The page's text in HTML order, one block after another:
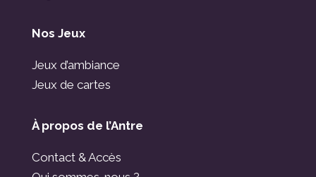
Nos Jeux
Jeux d’ambiance
Jeux de cartes
À propos de l’Antre
Contact & Accès